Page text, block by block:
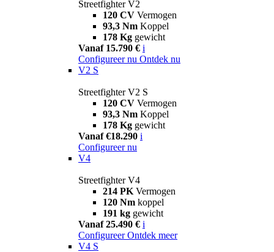
Streetfighter V2
120 CV Vermogen
93,3 Nm Koppel
178 Kg gewicht
Vanaf 15.790 € i
Configureer nu Ontdek nu
V2 S
Streetfighter V2 S
120 CV Vermogen
93,3 Nm Koppel
178 Kg gewicht
Vanaf €18.290 i
Configureer nu
V4
Streetfighter V4
214 PK Vermogen
120 Nm koppel
191 kg gewicht
Vanaf 25.490 € i
Configureer Ontdek meer
V4 S